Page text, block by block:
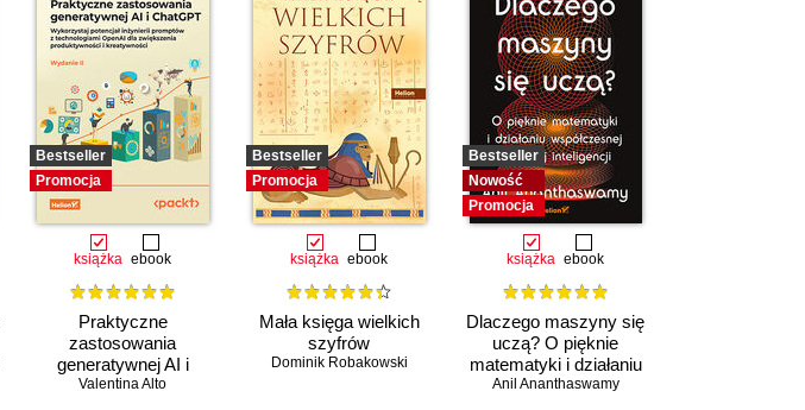
Bestseller
Promocja
książka ebook
Praktyczne
zastosowania
generatywnej AI i
ChatGPT. Wykorzystaj
Valentina Alto
Bestseller
Promocja
książka ebook
Mała księga wielkich
szyfrów
Dominik Robakowski
Bestseller
Nowość
Promocja
książka ebook
Dlaczego maszyny się
uczą? O pięknie
matematyki i działaniu
współczesnej sztucznej
Anil Ananthaswamy